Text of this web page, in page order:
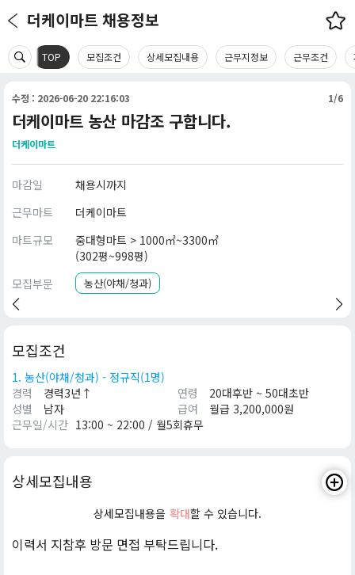
더케이마트 채용정보
TOP 모집조건 상세모집내용 근무지정보 근무조건
수정 : 2026-06-20 22:16:03 1/6
더케이마트 농산 마감조 구합니다.
더케이마트
마감일
채용시까지
근무마트
더케이마트
마트규모
중대형마트 > 1000㎡~3300㎡
(302평~998평)
모집부문
농산(야채/청과)
모집조건
1. 농산(야채/청과) - 정규직(1명)
경력
경력3년↑ 연령
20대후반 ~ 50대초반
성별
남자 급여
월급 3,200,000원
근무일/시간 13:00 ~ 22:00 / 월5회휴무
상세모집내용
상세모집내용을 확대할 수 있습니다.
이력서 지참후 방문 면접 부탁드립니다.